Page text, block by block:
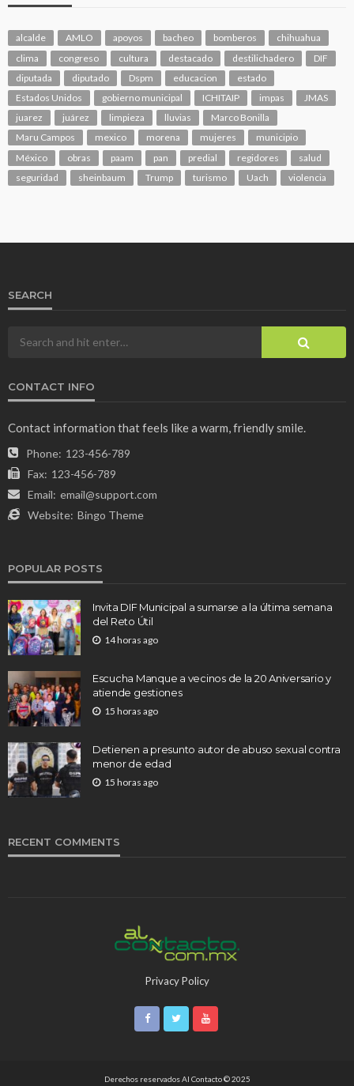
alcalde AMLO apoyos bacheo bomberos
chihuahua
clima
congreso cultura destacado destilichadero
DIF
diputada
diputado Dspm educacion
estado
Estados Unidos
gobierno municipal ICHITAIP impas
JMAS
juarez
juárez limpieza lluvias
Marco Bonilla
Maru Campos
mexico morena mujeres
municipio
México
obras paam pan predial regidores
salud
seguridad
sheinbaum Trump turismo Uach violencia
SEARCH
CONTACT INFO
Contact information that feels like a warm, friendly smile.
Phone: 123-456-789
Fax: 123-456-789
Email: email@support.com
Website: Bingo Theme
POPULAR POSTS
Invita DIF Municipal a sumarse a la última semana
del Reto Útil
14 horas ago
Escucha Manque a vecinos de la 20 Aniversario y
atiende gestiones
15 horas ago
Detienen a presunto autor de abuso sexual contra
menor de edad
15 horas ago
RECENT COMMENTS
Privacy Policy
Derechos reservados Al Contacto © 2025